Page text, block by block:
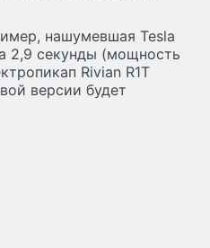
нашумевшая Tesla
2,9 секунды (мощность
Rivian R1T
версии будет